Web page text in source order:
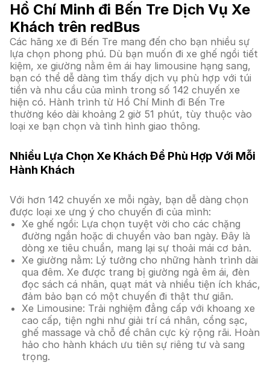
Hồ Chí Minh đi Bến Tre Dịch Vụ Xe
Khách trên redBus
Các hãng xe đi Bến Tre mang đến cho bạn nhiều sự
lựa chọn phong phú. Dù bạn muốn đi xe ghế ngồi tiết
kiệm, xe giường nằm êm ái hay limousine hạng sang,
bạn có thể dễ dàng tìm thấy dịch vụ phù hợp với túi
tiền và nhu cầu của mình trong số 142 chuyến xe
hiện có. Hành trình từ Hồ Chí Minh đi Bến Tre
thường kéo dài khoảng 2 giờ 51 phút, tùy thuộc vào
loại xe bạn chọn và tình hình giao thông.
Nhiều Lựa Chọn Xe Khách Để Phù Hợp Với Mỗi
Hành Khách
Với hơn 142 chuyến xe mỗi ngày, bạn dễ dàng chọn
được loại xe ưng ý cho chuyến đi của mình:
Xe ghế ngồi: Lựa chọn tuyệt vời cho các chặng
đường ngắn hoặc di chuyển vào ban ngày. Đây là
dòng xe tiêu chuẩn, mang lại sự thoải mái cơ bản.
Xe giường nằm: Lý tưởng cho những hành trình dài
qua đêm. Xe được trang bị giường ngả êm ái, đèn
đọc sách cá nhân, quạt mát và nhiều tiện ích khác,
đảm bảo bạn có một chuyến đi thật thư giãn.
Xe Limousine: Trải nghiệm đẳng cấp với khoang xe
cao cấp, tiện nghi như giải trí cá nhân, cổng sạc,
ghế massage và chỗ để chân cực kỳ rộng rãi. Hoàn
hảo cho hành khách ưu tiên sự riêng tư và sang
trọng.